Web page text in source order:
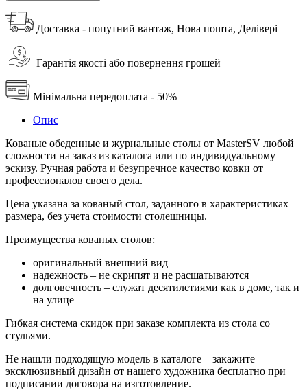
Доставка - попутний вантаж, Нова пошта, Делівері
Гарантія якості або повернення грошей
Мінімальна передоплата - 50%
Опис
Кованые обеденные и журнальные столы от MasterSV любой
сложности на заказ из каталога или по индивидуальному
эскизу. Ручная работа и безупречное качество ковки от
профессионалов своего дела.
Цена указана за кованый стол, заданного в характеристиках
размера, без учета стоимости столешницы.
Преимущества кованых столов:
оригинальный внешний вид
надежность – не скрипят и не расшатываются
долговечность – служат десятилетиями как в доме, так и
на улице
Гибкая система скидок при заказе комплекта из стола со
стульями.
Не нашли подходящую модель в каталоге – закажите
эксклюзивный дизайн от нашего художника бесплатно при
подписании договора на изготовление.